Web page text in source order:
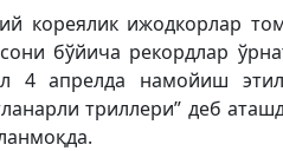
кореялик ижодкорлар
бўйича рекордлар
4 апрелда намойиш
триллери” деб